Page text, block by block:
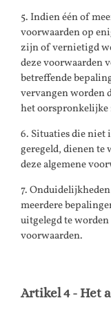
5. Indien één of
voorwaarden op
zijn of vernietigd
deze voorwaarden
betreffende
vervangen worden
het oorspronkelijke
6. Situaties die niet
geregeld, dienen te
deze algemene
7.
meerdere
uitgelegd te worden
voorwaarden.
Artikel 4 - Het